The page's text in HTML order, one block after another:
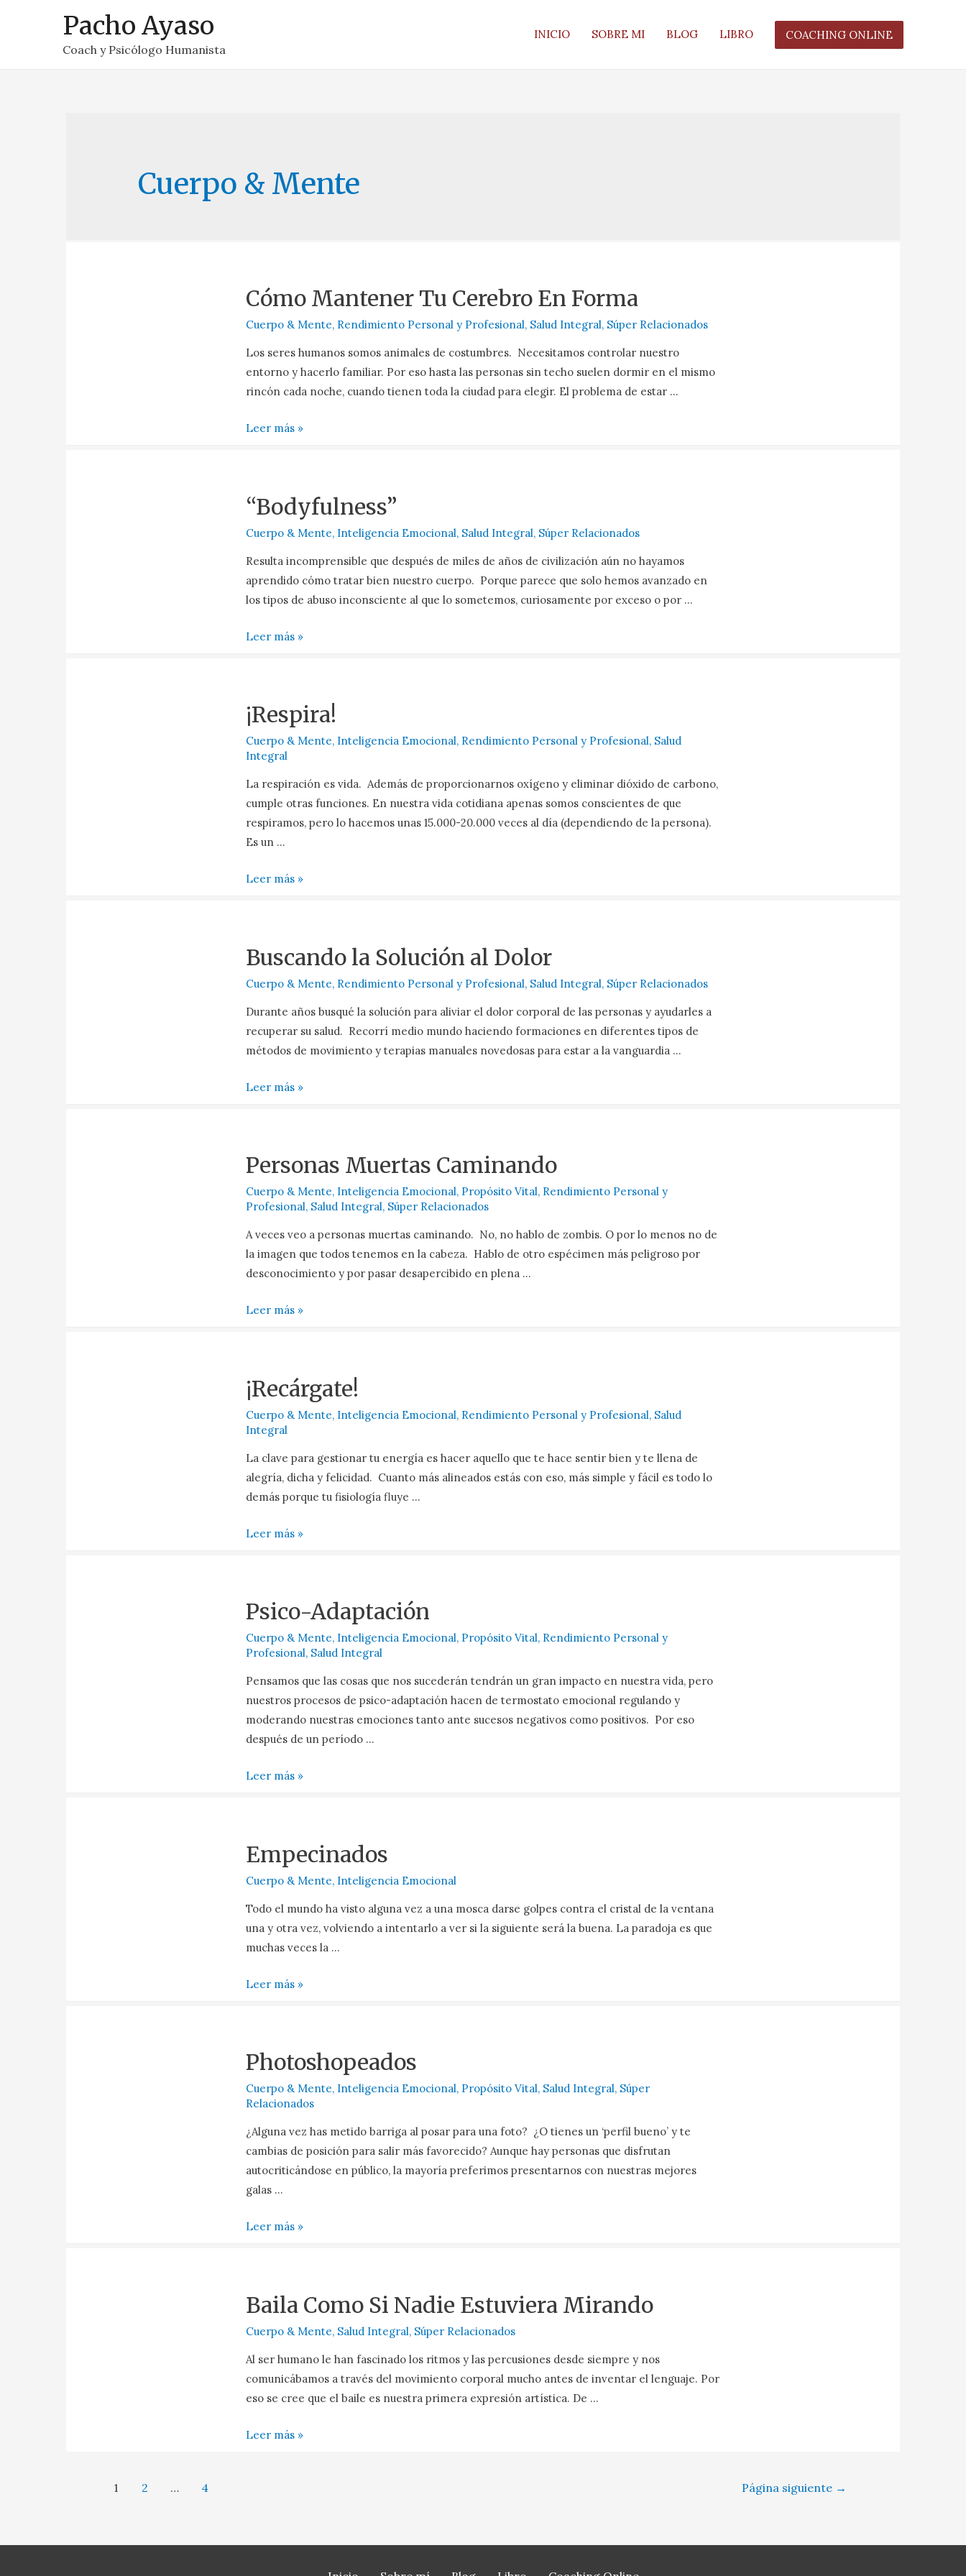
Pacho Ayaso
Coach y Psicólogo Humanista
INICIO SOBRE MI BLOG LIBRO COACHING ONLINE
Cuerpo & Mente
Cómo Mantener Tu Cerebro En Forma
Cuerpo & Mente, Rendimiento Personal y Profesional, Salud Integral, Súper Relacionados
Los seres humanos somos animales de costumbres. Necesitamos controlar nuestro
entorno y hacerlo familiar. Por eso hasta las personas sin techo suelen dormir en el mismo
rincón cada noche, cuando tienen toda la ciudad para elegir. El problema de estar …
Leer más »
“Bodyfulness”
Cuerpo & Mente, Inteligencia Emocional, Salud Integral, Súper Relacionados
Resulta incomprensible que después de miles de años de civilización aún no hayamos
aprendido cómo tratar bien nuestro cuerpo. Porque parece que solo hemos avanzado en
los tipos de abuso inconsciente al que lo sometemos, curiosamente por exceso o por …
Leer más »
¡Respira!
Cuerpo & Mente, Inteligencia Emocional, Rendimiento Personal y Profesional, Salud
Integral
La respiración es vida. Además de proporcionarnos oxígeno y eliminar dióxido de carbono,
cumple otras funciones. En nuestra vida cotidiana apenas somos conscientes de que
respiramos, pero lo hacemos unas 15.000-20.000 veces al día (dependiendo de la persona).
Es un …
Leer más »
Buscando la Solución al Dolor
Cuerpo & Mente, Rendimiento Personal y Profesional, Salud Integral, Súper Relacionados
Durante años busqué la solución para aliviar el dolor corporal de las personas y ayudarles a
recuperar su salud. Recorrí medio mundo haciendo formaciones en diferentes tipos de
métodos de movimiento y terapias manuales novedosas para estar a la vanguardia …
Leer más »
Personas Muertas Caminando
Cuerpo & Mente, Inteligencia Emocional, Propósito Vital, Rendimiento Personal y
Profesional, Salud Integral, Súper Relacionados
A veces veo a personas muertas caminando. No, no hablo de zombis. O por lo menos no de
la imagen que todos tenemos en la cabeza. Hablo de otro espécimen más peligroso por
desconocimiento y por pasar desapercibido en plena …
Leer más »
¡Recárgate!
Cuerpo & Mente, Inteligencia Emocional, Rendimiento Personal y Profesional, Salud
Integral
La clave para gestionar tu energía es hacer aquello que te hace sentir bien y te llena de
alegría, dicha y felicidad. Cuanto más alineados estás con eso, más simple y fácil es todo lo
demás porque tu fisiología fluye …
Leer más »
Psico-Adaptación
Cuerpo & Mente, Inteligencia Emocional, Propósito Vital, Rendimiento Personal y
Profesional, Salud Integral
Pensamos que las cosas que nos sucederán tendrán un gran impacto en nuestra vida, pero
nuestros procesos de psico-adaptación hacen de termostato emocional regulando y
moderando nuestras emociones tanto ante sucesos negativos como positivos. Por eso
después de un período …
Leer más »
Empecinados
Cuerpo & Mente, Inteligencia Emocional
Todo el mundo ha visto alguna vez a una mosca darse golpes contra el cristal de la ventana
una y otra vez, volviendo a intentarlo a ver si la siguiente será la buena. La paradoja es que
muchas veces la …
Leer más »
Photoshopeados
Cuerpo & Mente, Inteligencia Emocional, Propósito Vital, Salud Integral, Súper
Relacionados
¿Alguna vez has metido barriga al posar para una foto? ¿O tienes un ‘perfil bueno’ y te
cambias de posición para salir más favorecido? Aunque hay personas que disfrutan
autocriticándose en público, la mayoría preferimos presentarnos con nuestras mejores
galas …
Leer más »
Baila Como Si Nadie Estuviera Mirando
Cuerpo & Mente, Salud Integral, Súper Relacionados
Al ser humano le han fascinado los ritmos y las percusiones desde siempre y nos
comunicábamos a través del movimiento corporal mucho antes de inventar el lenguaje. Por
eso se cree que el baile es nuestra primera expresión artística. De …
Leer más »
1 2 … 4 Página siguiente →